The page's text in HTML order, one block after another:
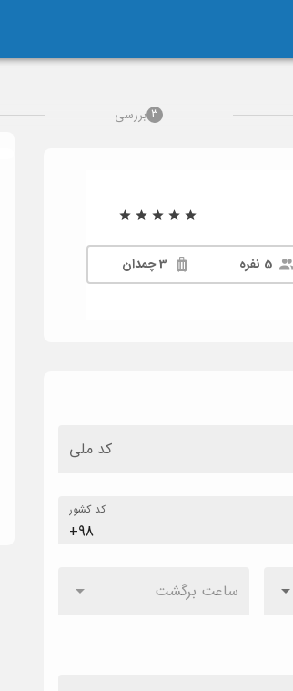
3 بررسی
5 نفره
کد ملی
کد کشور
ساعت برگشت